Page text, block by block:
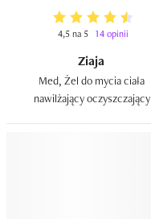
4,5 na 5 14 opinii
Ziaja
Med, Żel do mycia ciała
nawilżający oczyszczający